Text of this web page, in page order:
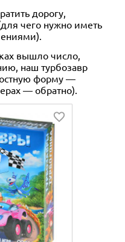
дорогу,
чего нужно иметь
вышло число,
наш турбозавр
форму —
— обратно).